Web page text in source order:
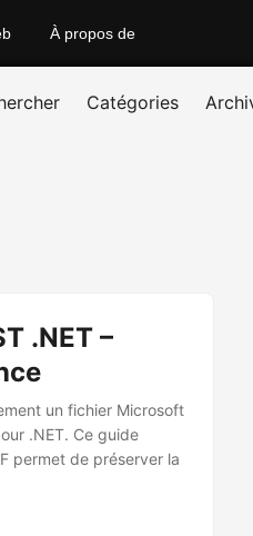
À propos de
Catégories
.NET –
un fichier Microsoft
.NET. Ce guide
permet de préserver la